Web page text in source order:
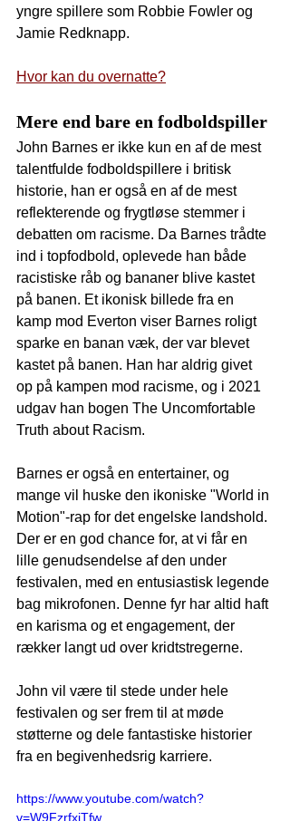
yngre spillere som Robbie Fowler og
Jamie Redknapp.
Hvor kan du overnatte?
Mere end bare en fodboldspiller
John Barnes er ikke kun en af de mest
talentfulde fodboldspillere i britisk
historie, han er også en af de mest
reflekterende og frygtløse stemmer i
debatten om racisme. Da Barnes trådte
ind i topfodbold, oplevede han både
racistiske råb og bananer blive kastet
på banen. Et ikonisk billede fra en
kamp mod Everton viser Barnes roligt
sparke en banan væk, der var blevet
kastet på banen. Han har aldrig givet
op på kampen mod racisme, og i 2021
udgav han bogen The Uncomfortable
Truth about Racism.
Barnes er også en entertainer, og
mange vil huske den ikoniske "World in
Motion"-rap for det engelske landshold.
Der er en god chance for, at vi får en
lille genudsendelse af den under
festivalen, med en entusiastisk legende
bag mikrofonen. Denne fyr har altid haft
en karisma og et engagement, der
rækker langt ud over kridtstregerne.
John vil være til stede under hele
festivalen og ser frem til at møde
støtterne og dele fantastiske historier
fra en begivenhedsrig karriere.
https://www.youtube.com/watch?
v=W9FzrfxjTfw